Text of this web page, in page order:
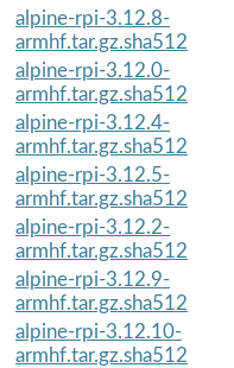
alpine-rpi-3.12.8-
armhf.tar.gz.sha512
alpine-rpi-3.12.0-
armhf.tar.gz.sha512
alpine-rpi-3.12.4-
armhf.tar.gz.sha512
alpine-rpi-3.12.5-
armhf.tar.gz.sha512
alpine-rpi-3.12.2-
armhf.tar.gz.sha512
alpine-rpi-3.12.9-
armhf.tar.gz.sha512
alpine-rpi-3.12.10-
armhf.tar.gz.sha512